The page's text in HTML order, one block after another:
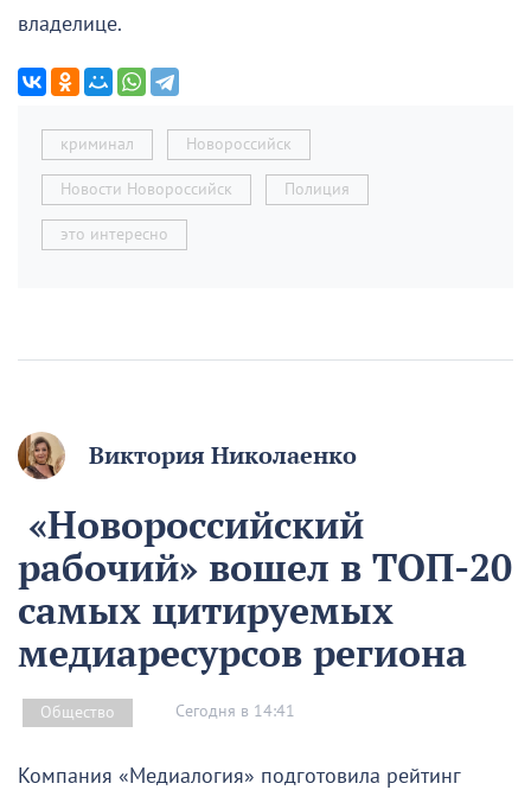
владелице.
криминал Новороссийск
Новости Новороссийск Полиция
это интересно
Виктория Николаенко
«Новороссийский
рабочий» вошел в ТОП-20
самых цитируемых
медиаресурсов региона
Общество Сегодня в 14:41
Компания «Медиалогия» подготовила рейтинг